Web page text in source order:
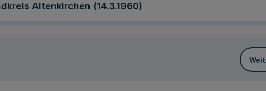
Altenkirchen (14.3.1960)